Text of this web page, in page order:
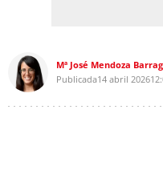
Mª José Mendoza
Publicada14 abril 2026